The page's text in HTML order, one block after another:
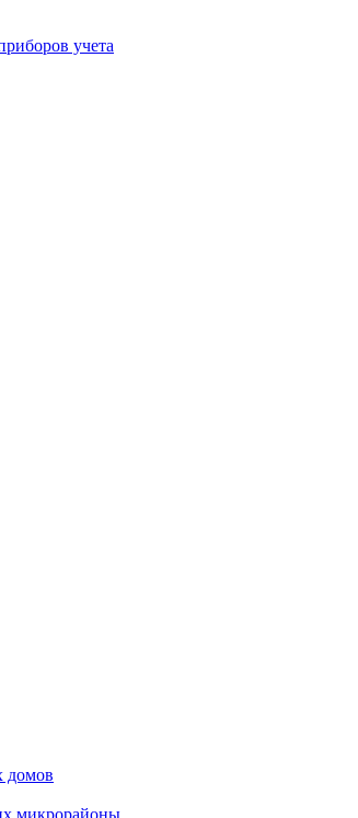
учета
домов
микрорайоны